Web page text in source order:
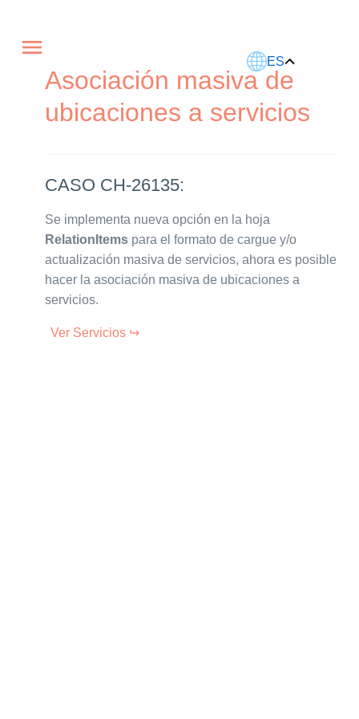
ES
Asociación masiva de
ubicaciones a servicios
CASO CH-26135:
Se implementa nueva opción en la hoja
RelationItems para el formato de cargue y/o
actualización masiva de servicios, ahora es posible
hacer la asociación masiva de ubicaciones a
servicios.
Ver Servicios ↪